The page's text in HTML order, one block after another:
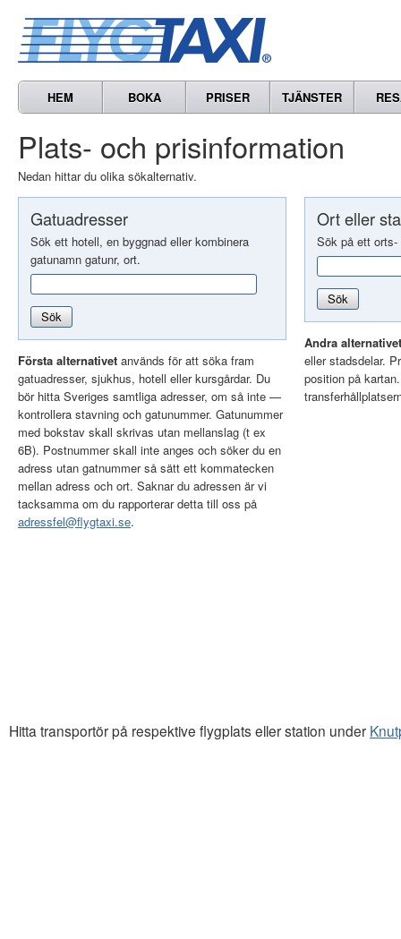
HEM BOKA PRISER TJÄNSTER
Plats- och prisinformation
Nedan hittar du olika sökalternativ.
Gatuadresser
Sök ett hotell, en byggnad eller kombinera
gatunamn gatunr, ort.
Sök
Första alternativet används för att söka fram
gatuadresser, sjukhus, hotell eller kursgårdar. Du
bör hitta Sveriges samtliga adresser, om så inte —
kontrollera stavning och gatunummer. Gatunummer
med bokstav skall skrivas utan mellanslag (t ex
6B). Postnummer skall inte anges och söker du en
adress utan gatnummer så sätt ett kommatecken
mellan adress och ort. Saknar du adressen är vi
tacksamma om du rapporterar detta till oss på
adressfel@flygtaxi.se.
Ort eller
Sök på ett
Sök
Andra alternativet
eller stadsdelar.
position på
Hitta transportör på respektive flygplats eller station under